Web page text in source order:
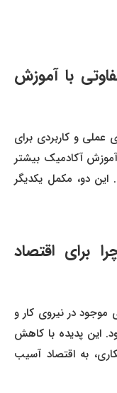
با آموزش
و کاربردی برای
آکادمیک بیشتر
دو، مکمل یکدیگر
برای اقتصاد
در نیروی کار و
این پدیده با کاهش
به اقتصاد آسیب